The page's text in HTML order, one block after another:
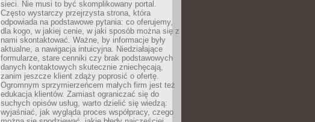
sieci. Nie musi to być skomplikowany portal.
Często wystarczy przejrzysta strona, która
odpowiada na podstawowe pytania: co oferujemy,
dla kogo, w jakiej cenie, w jaki sposób można się z
nami skontaktować. Ważne, by informacje były
aktualne, a nawigacja intuicyjna. Niedziałające
formularze, stare cenniki czy brak podstawowych
danych kontaktowych skutecznie zniechęcają,
zanim jeszcze klient zdąży poprosić o ofertę.
Ogromnym sprzymierzeńcem małych firm jest też
edukacja klientów. Zamiast ograniczać się do
suchych opisów usług, warto dzielić się wiedzą:
wyjaśniać, jak wygląda proces współpracy, czego